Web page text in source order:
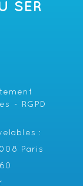
SER
RGPD
:
Paris